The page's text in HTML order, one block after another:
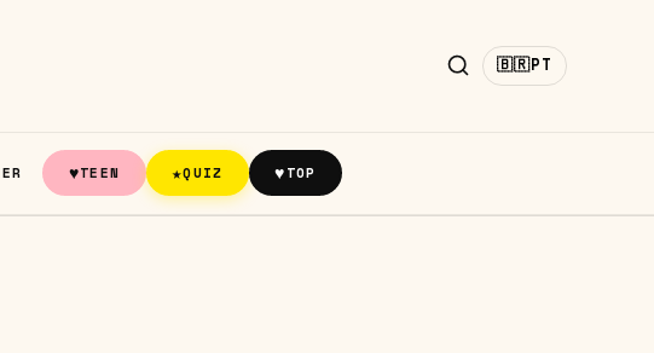
🇧🇷PT
♥TEEN ★QUIZ ♥TOP